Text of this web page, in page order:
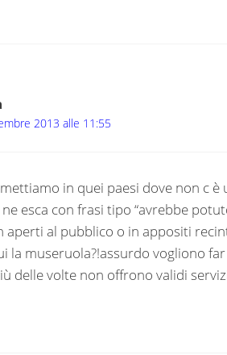
2013 alle 11:55
in quei paesi dove non c
esca con frasi tipo “avrebbe
aperti al pubblico o in appositi
la museruola?!assurdo vogliono
delle volte non offrono validi